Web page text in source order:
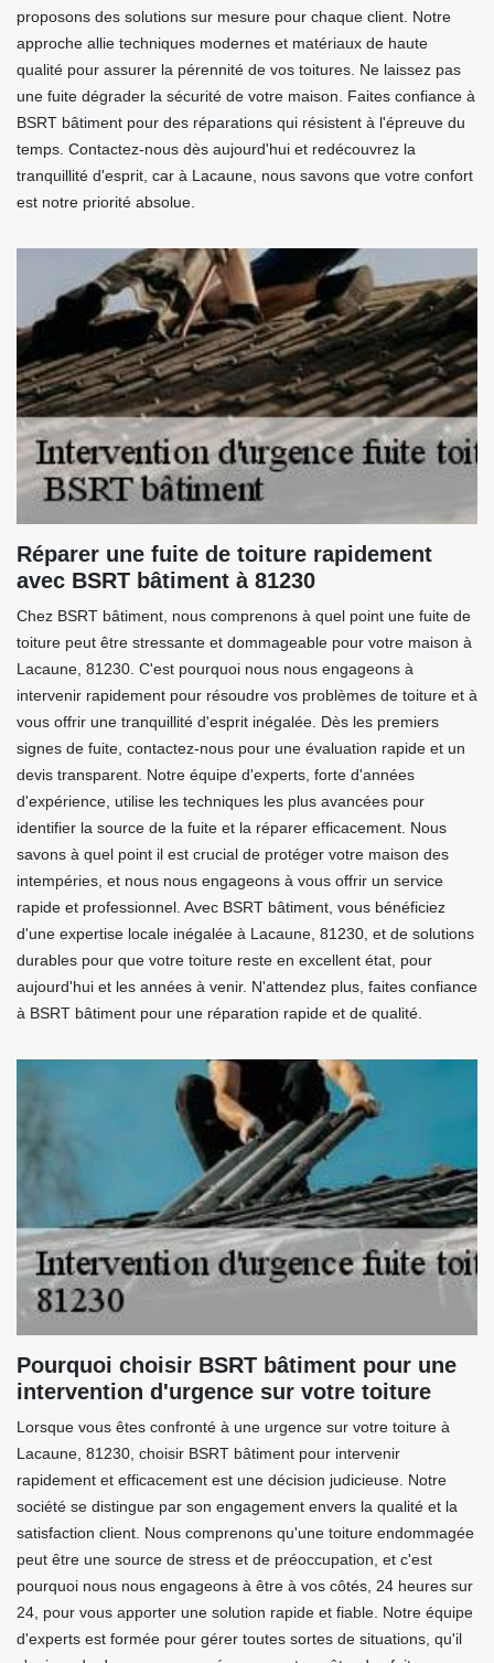
proposons des solutions sur mesure pour chaque client. Notre
approche allie techniques modernes et matériaux de haute
qualité pour assurer la pérennité de vos toitures. Ne laissez pas
une fuite dégrader la sécurité de votre maison. Faites confiance à
BSRT bâtiment pour des réparations qui résistent à l'épreuve du
temps. Contactez-nous dès aujourd'hui et redécouvrez la
tranquillité d'esprit, car à Lacaune, nous savons que votre confort
est notre priorité absolue.
Réparer une fuite de toiture rapidement
avec BSRT bâtiment à 81230
Chez BSRT bâtiment, nous comprenons à quel point une fuite de
toiture peut être stressante et dommageable pour votre maison à
Lacaune, 81230. C'est pourquoi nous nous engageons à
intervenir rapidement pour résoudre vos problèmes de toiture et à
vous offrir une tranquillité d'esprit inégalée. Dès les premiers
signes de fuite, contactez-nous pour une évaluation rapide et un
devis transparent. Notre équipe d'experts, forte d'années
d'expérience, utilise les techniques les plus avancées pour
identifier la source de la fuite et la réparer efficacement. Nous
savons à quel point il est crucial de protéger votre maison des
intempéries, et nous nous engageons à vous offrir un service
rapide et professionnel. Avec BSRT bâtiment, vous bénéficiez
d'une expertise locale inégalée à Lacaune, 81230, et de solutions
durables pour que votre toiture reste en excellent état, pour
aujourd'hui et les années à venir. N'attendez plus, faites confiance
à BSRT bâtiment pour une réparation rapide et de qualité.
Pourquoi choisir BSRT bâtiment pour une
intervention d'urgence sur votre toiture
Lorsque vous êtes confronté à une urgence sur votre toiture à
Lacaune, 81230, choisir BSRT bâtiment pour intervenir
rapidement et efficacement est une décision judicieuse. Notre
société se distingue par son engagement envers la qualité et la
satisfaction client. Nous comprenons qu'une toiture endommagée
peut être une source de stress et de préoccupation, et c'est
pourquoi nous nous engageons à être à vos côtés, 24 heures sur
24, pour vous apporter une solution rapide et fiable. Notre équipe
d'experts est formée pour gérer toutes sortes de situations, qu'il